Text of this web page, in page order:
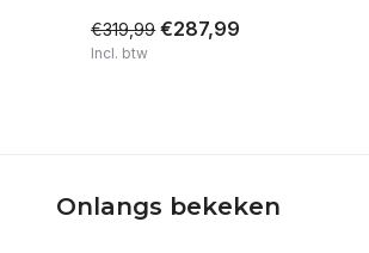
€319,99 €287,99
Incl. btw
Onlangs bekeken